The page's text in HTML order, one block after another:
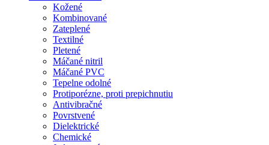
Kožené
Kombinované
Zateplené
Textilné
Pletené
Máčané nitril
Máčané PVC
Tepelne odolné
Protiporézne, proti prepichnutiu
Antivibračné
Povrstvené
Dielektrické
Chemické